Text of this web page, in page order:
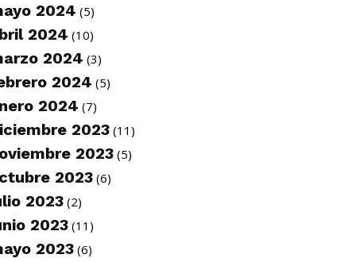
2024 (5)
2024 (10)
2024 (3)
2024 (5)
2024 (7)
2023(11)
2023(5)
2023 (6)
2023 (2)
2023(11)
2023(6)